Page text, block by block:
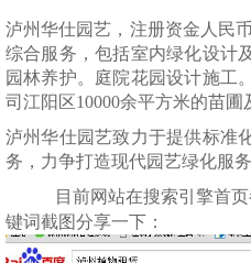
泸州华仕园艺，注册资金人民
综合服务，包括室内绿化设计
园林养护。庭院花园设计施工
司江阳区10000余平方米的苗圃
泸州华仕园艺致力于提供标准
务，力争打造现代园艺绿化服务
目前网站在搜索引擎首
键词截图分享一下：